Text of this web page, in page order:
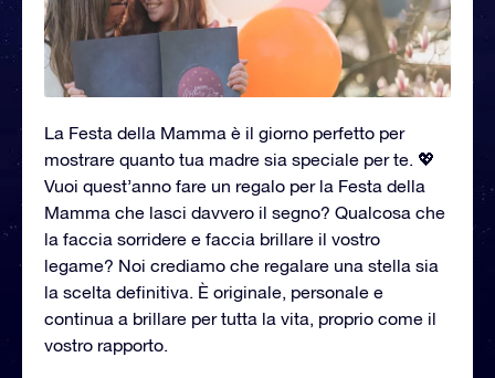
La Festa della Mamma è il giorno perfetto per
mostrare quanto tua madre sia speciale per te. 💖
Vuoi quest’anno fare un regalo per la Festa della
Mamma che lasci davvero il segno? Qualcosa che
la faccia sorridere e faccia brillare il vostro
legame? Noi crediamo che regalare una stella sia
la scelta definitiva. È originale, personale e
continua a brillare per tutta la vita, proprio come il
vostro rapporto.